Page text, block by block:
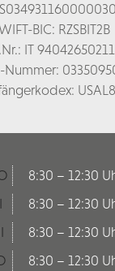
BIC: RZSBIT2B
IT 94042650211
Nummer:
8:30 – 12:30
8:30 – 12:30
8:30 – 12:30
8:30 – 12:30